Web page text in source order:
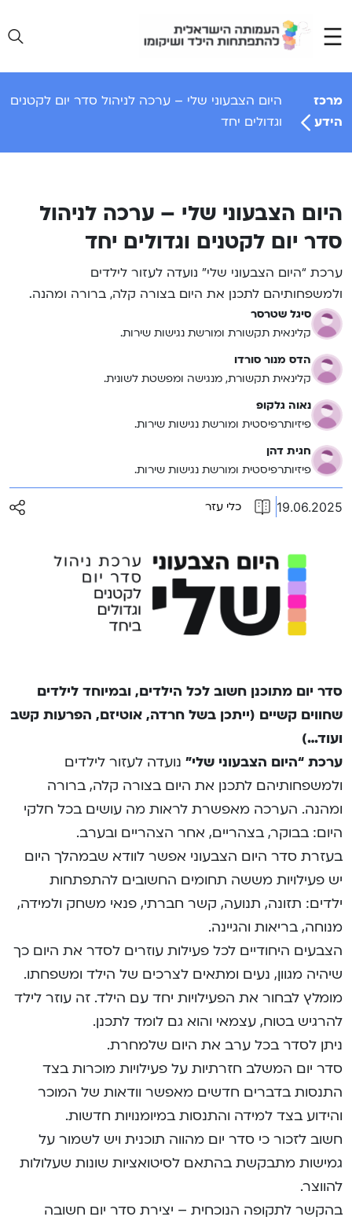
content
מרכז
הידע
היום הצבעוני שלי – ערכה לניהול סדר יום לקטנים
וגדולים יחד
היום הצבעוני שלי – ערכה לניהול
סדר יום לקטנים וגדולים יחד
ערכת “היום הצבעוני שלי” נועדה לעזור לילדים
ולמשפחותיהם לתכנן את היום בצורה קלה, ברורה ומהנה.
סיגל שטרסר
קלינאית תקשורת ומורשת נגישות שירות.
הדס מנור סורדו
קלינאית תקשורת, מנגישה ומפשטת לשונית.
נאוה גלקופ
פיזיותרפיסטית ומורשת נגישות שירות.
חגית דהן
פיזיותרפיסטית ומורשת נגישות שירות.
19.06.2025 כלי עזר
סדר יום מתוכנן חשוב לכל הילדים, ובמיוחד לילדים
שחווים קשיים (ייתכן בשל חרדה, אוטיזם, הפרעות קשב
ועוד…)
ערכת “היום הצבעוני שלי” נועדה לעזור לילדים
ולמשפחותיהם לתכנן את היום בצורה קלה, ברורה
ומהנה. הערכה מאפשרת לראות מה עושים בכל חלקי
היום: בבוקר, בצהריים, אחר הצהריים ובערב.
בעזרת סדר היום הצבעוני אפשר לוודא שבמהלך היום
יש פעילויות מששה תחומים החשובים להתפתחות
ילדים: תזונה, תנועה, קשר חברתי, פנאי משחק ולמידה,
מנוחה, בריאות והגיינה.
הצבעים היחודיים לכל פעילות עוזרים לסדר את היום כך
שיהיה מגוון, נעים ומתאים לצרכים של הילד ומשפחתו.
מומלץ לבחור את הפעילויות יחד עם הילד. זה עוזר לילד
להרגיש בטוח, עצמאי והוא גם לומד לתכנן.
ניתן לסדר בכל ערב את היום שלמחרת.
סדר יום המשלב חזרתיות על פעילויות מוכרות בצד
התנסות בדברים חדשים מאפשר וודאות של המוכר
והידוע בצד למידה והתנסות במיומנויות חדשות.
חשוב לזכור כי סדר יום מהווה תוכנית ויש לשמור על
גמישות מתבקשת בהתאם לסיטואציות שונות שעלולות
להווצר.
בהקשר לתקופה הנוכחית – יצירת סדר יום חשובה